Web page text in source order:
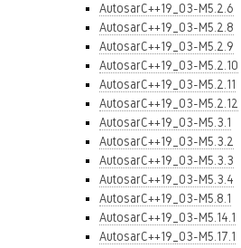
AutosarC++19_03-M5.2.6
AutosarC++19_03-M5.2.8
AutosarC++19_03-M5.2.9
AutosarC++19_03-M5.2.10
AutosarC++19_03-M5.2.11
AutosarC++19_03-M5.2.12
AutosarC++19_03-M5.3.1
AutosarC++19_03-M5.3.2
AutosarC++19_03-M5.3.3
AutosarC++19_03-M5.3.4
AutosarC++19_03-M5.8.1
AutosarC++19_03-M5.14.1
AutosarC++19_03-M5.17.1